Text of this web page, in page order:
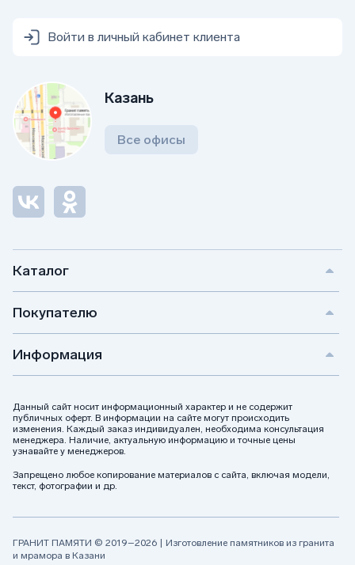
Каталог
Покупателю
Информация
Данный сайт носит информационный характер и не содержит
публичных оферт. В информации на сайте могут происходить
изменения. Каждый заказ индивидуален, необходима консультация
менеджера. Наличие, актуальную информацию и точные цены
узнавайте у менеджеров.
Запрещено любое копирование материалов с сайта, включая модели,
текст, фотографии и др.
Войти в личный кабинет клиента
Казань
Все офисы
ГРАНИТ ПАМЯТИ © 2019–2026 | Изготовление памятников из гранита
и мрамора в Казани